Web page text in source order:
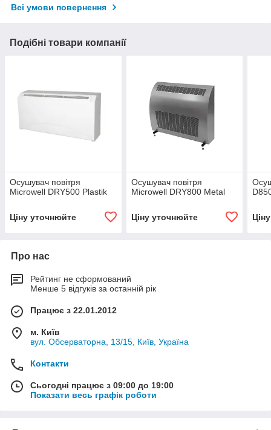
Всі умови повернення
Подібні товари компанії
Осушувач повітря
Microwell DRY500 Plastik
Ціну уточнюйте
Осушувач повітря
Microwell DRY800 Metal
Ціну уточнюйте
Про нас
Рейтинг не сформований
Менше 5 відгуків за останній рік
Працює з 22.01.2012
м. Київ
вул. Обсерваторна, 13/15, Київ, Україна
Контакти
Сьогодні працює з 09:00 до 19:00
Показати весь графік роботи